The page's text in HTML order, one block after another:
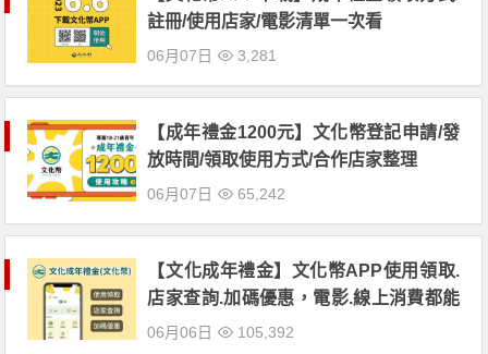
註冊/使用店家/電影清單一次看
06月07日 3,281
【成年禮金1200元】文化幣登記申請/發
放時間/領取使用方式/合作店家整理
06月07日 65,242
【文化成年禮金】文化幣APP使用領取.
店家查詢.加碼優惠，電影.線上消費都能
用！
06月06日 105,392